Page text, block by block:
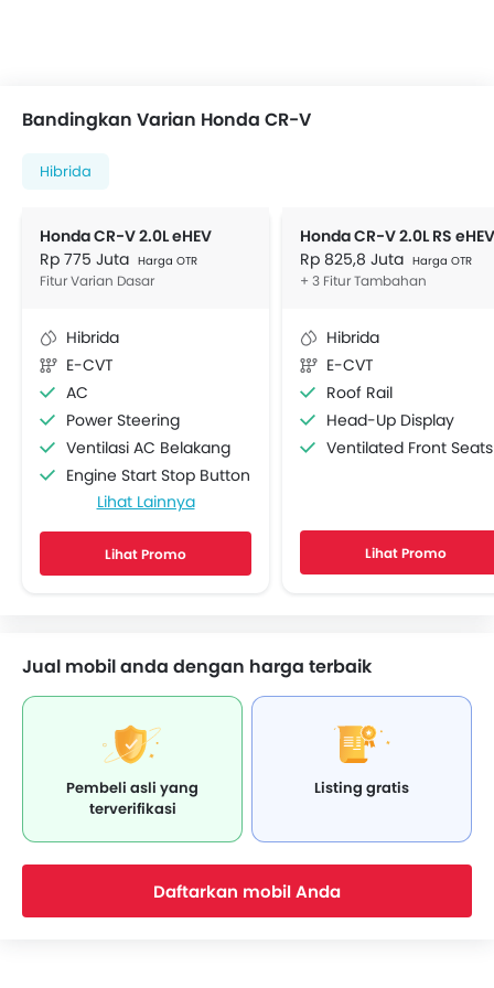
Bandingkan Varian Honda CR-V
Hibrida
Honda CR-V 2.0L eHEV
Rp 775 Juta Harga OTR
Fitur Varian Dasar
Hibrida
E-CVT
AC
Power Steering
Ventilasi AC Belakang
Engine Start Stop Button
Power Outlet
Lingkar kemudi Dengan Tombol Multi Fungsi
Radio AM/FM
Soket USB
Automatic Climate Control
Power Window Depan
Power Window- Belakang
Lampu Pengingat Jumlah Bahan Bakar
Adjustable Seats
Headrest Kursi Belakang
Arm Rest Belakang Tengah
Pengaturan Posisi Stir
Perintah Suara
Lihat Lainnya
Lihat Promo
Honda CR-V 2.0L RS eHEV
Rp 825,8 Juta Harga OTR
+ 3 Fitur Tambahan
Hibrida
E-CVT
Roof Rail
Head-Up Display
Ventilated Front Seats
Lihat Promo
Jual mobil anda dengan harga terbaik
Pembeli asli yang
terverifikasi
Listing gratis
Daftarkan mobil Anda